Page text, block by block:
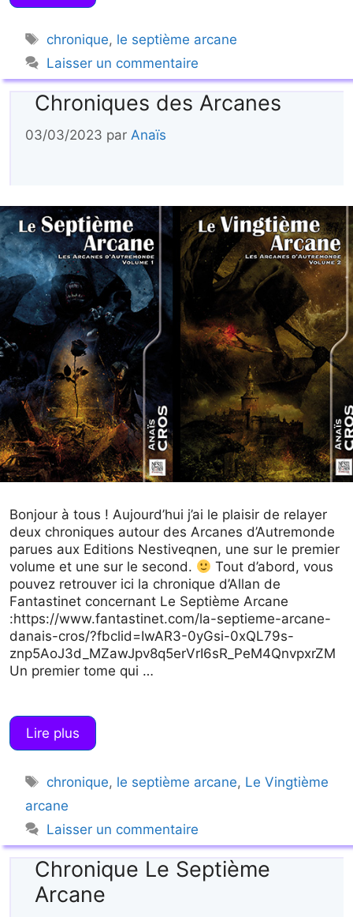
Étiquettes
chronique, le septième arcane
Laisser un commentaire
Chroniques des Arcanes
03/03/2023 par Anaïs
Bonjour à tous ! Aujourd’hui j’ai le plaisir de relayer
deux chroniques autour des Arcanes d’Autremonde
parues aux Editions Nestiveqnen, une sur le premier
volume et une sur le second.
Tout d’abord, vous
pouvez retrouver ici la chronique d’Allan de
Fantastinet concernant Le Septième Arcane
:https://www.fantastinet.com/la-septieme-arcane-
danais-cros/?fbclid=IwAR3-0yGsi-0xQL79s-
znp5AoJ3d_MZawJpv8q5erVrI6sR_PeM4QnvpxrZM
Un premier tome qui …
Lire plus
Étiquettes
chronique, le septième arcane, Le Vingtième
arcane
Laisser un commentaire
Chronique Le Septième
Arcane